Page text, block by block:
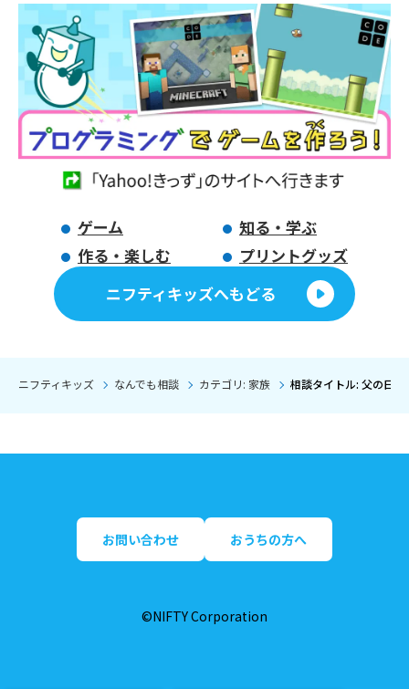
ゲーム
知る・学ぶ
作る・楽しむ
プリントグッズ
ニフティキッズへもどる
ニフティキッズ なんでも相談 カテゴリ: 家族 相談タイトル: 父の日
お問い合わせ おうちの方へ
©NIFTY Corporation